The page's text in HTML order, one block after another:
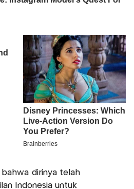
bahwa dirinya telah
Indonesia untuk